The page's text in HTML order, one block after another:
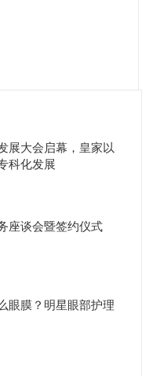
展大会启幕，皇家以
科化发展
座谈会暨签约仪式
眼膜？明星眼部护理